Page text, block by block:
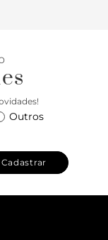
Outros
Cadastrar